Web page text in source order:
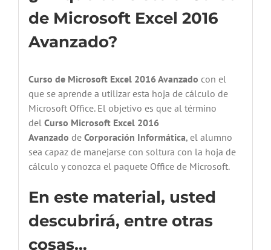
de Microsoft Excel 2016
Avanzado?
Curso de Microsoft Excel 2016 Avanzado con el
que se aprende a utilizar esta hoja de cálculo de
Microsoft Office. El objetivo es que al término
del Curso Microsoft Excel 2016
Avanzado de Corporación Informática, el alumno
sea capaz de manejarse con soltura con la hoja de
cálculo y conozca el paquete Office de Microsoft.
En este material, usted
descubrirá, entre otras
cosas…